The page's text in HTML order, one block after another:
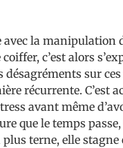
avec la manipulation
c’est alors
désagréments sur
récurrente. C’est
avant même
que le temps
terne, elle